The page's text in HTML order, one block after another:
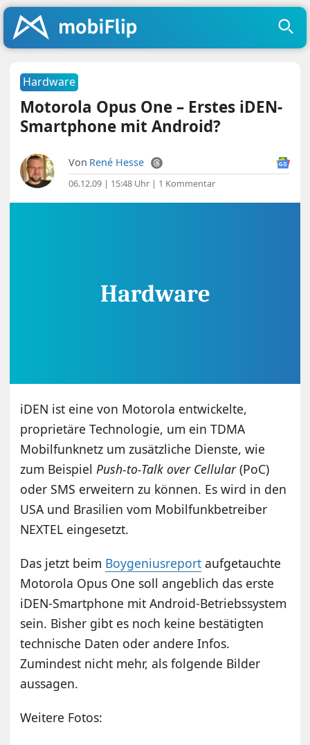
Hardware
Motorola Opus One – Erstes iDEN-
Smartphone mit Android?
Von René Hesse
06.12.09 | 15:48 Uhr | 1 Kommentar
iDEN ist eine von Motorola entwickelte,
proprietäre Technologie, um ein TDMA
Mobilfunknetz um zusätzliche Dienste, wie
zum BeispielPush-to-Talk over Cellular(PoC)
oder SMS erweitern zu können. Es wird in den
USA und Brasilien vom Mobilfunkbetreiber
NEXTEL eingesetzt.
Das jetzt beim Boygeniusreport aufgetauchte
Motorola Opus One soll angeblich das erste
iDEN-Smartphone mit Android-Betriebssystem
sein. Bisher gibt es noch keine bestätigten
technische Daten oder andere Infos.
Zumindest nicht mehr, als folgende Bilder
aussagen.
Weitere Fotos: